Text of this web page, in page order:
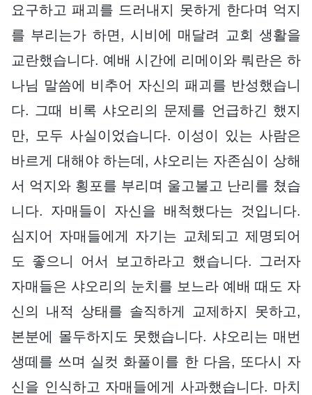
요구하고 패괴를 드러내지 못하게 한다며 억지
를 부리는가 하면, 시비에 매달려 교회 생활을
교란했습니다. 예배 시간에 리메이와 뤄란은 하
나님 말씀에 비추어 자신의 패괴를 반성했습니
다. 그때 비록 샤오리의 문제를 언급하긴 했지
만, 모두 사실이었습니다. 이성이 있는 사람은
바르게 대해야 하는데, 샤오리는 자존심이 상해
서 억지와 횡포를 부리며 울고불고 난리를 쳤습
니다. 자매들이 자신을 배척했다는 것입니다.
심지어 자매들에게 자기는 교체되고 제명되어
도 좋으니 어서 보고하라고 했습니다. 그러자
자매들은 샤오리의 눈치를 보느라 예배 때도 자
신의 내적 상태를 솔직하게 교제하지 못하고,
본분에 몰두하지도 못했습니다. 샤오리는 매번
생떼를 쓰며 실컷 화풀이를 한 다음, 또다시 자
신을 인식하고 자매들에게 사과했습니다. 마치